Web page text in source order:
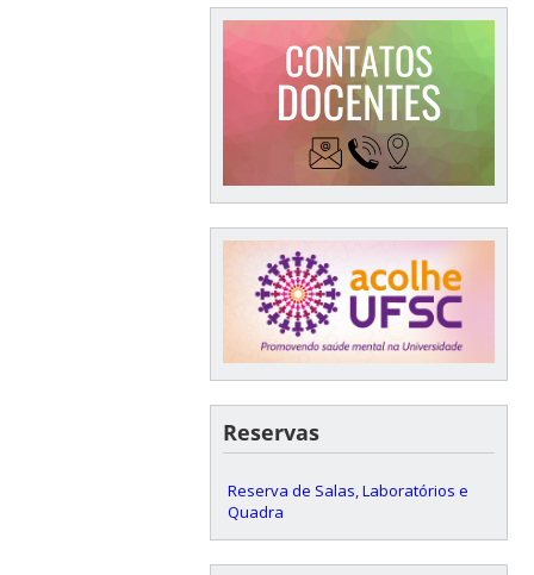
Reservas
Reserva de Salas, Laboratórios e
Quadra